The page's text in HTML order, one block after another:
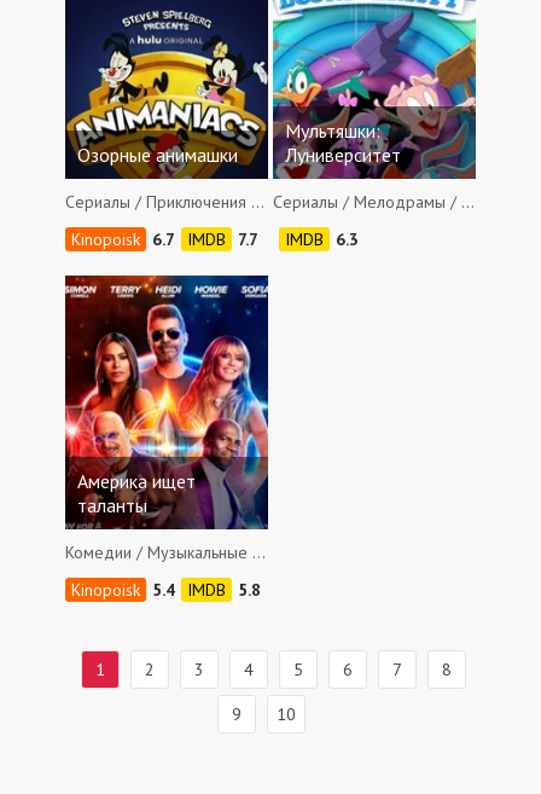
Озорные анимашки
Сериалы / Приключения / Комедии / Семейные / Мюзиклы / Короткометражные
6.7
7.7
Мультяшки:
Луниверситет
Сериалы / Мелодрамы / Детективы / Фантастика / Приключения / Комедии / Музыкальные / Семейные / Мюзиклы
6.3
Америка ищет
таланты
Комедии / Музыкальные / Семейные / Мюзиклы / Документальные / Реалити шоу
5.4
5.8
1 2 3 4 5 6 7 8
9 10